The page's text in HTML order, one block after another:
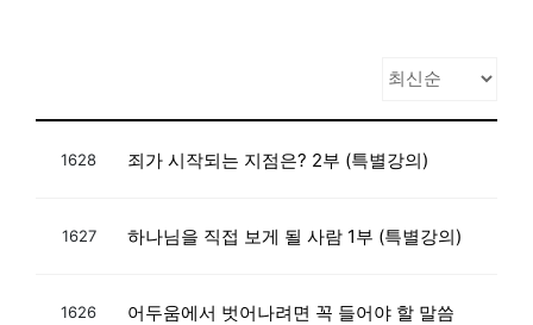
1628 죄가 시작되는 지점은? 2부 (특별강의)
1627 하나님을 직접 보게 될 사람 1부 (특별강의)
1626 어두움에서 벗어나려면 꼭 들어야 할 말씀